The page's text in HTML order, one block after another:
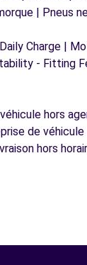
| Pneus
Charge |
- Fitting
hors
de
hors